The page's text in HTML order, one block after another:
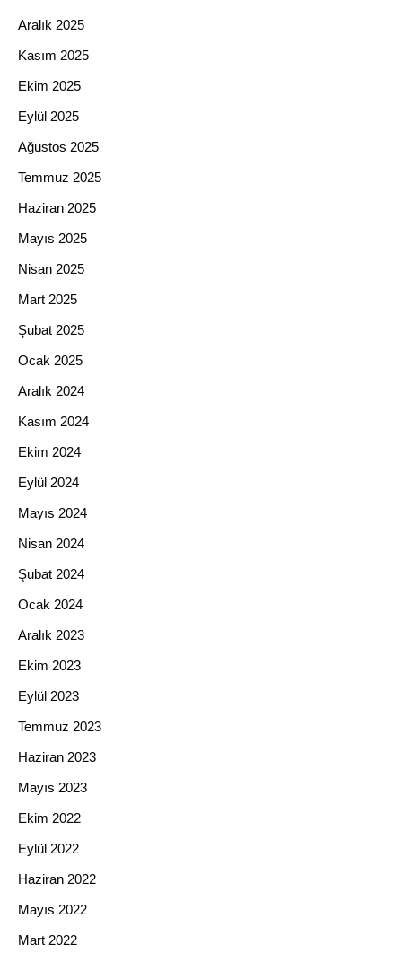
Aralık 2025
Kasım 2025
Ekim 2025
Eylül 2025
Ağustos 2025
Temmuz 2025
Haziran 2025
Mayıs 2025
Nisan 2025
Mart 2025
Şubat 2025
Ocak 2025
Aralık 2024
Kasım 2024
Ekim 2024
Eylül 2024
Mayıs 2024
Nisan 2024
Şubat 2024
Ocak 2024
Aralık 2023
Ekim 2023
Eylül 2023
Temmuz 2023
Haziran 2023
Mayıs 2023
Ekim 2022
Eylül 2022
Haziran 2022
Mayıs 2022
Mart 2022